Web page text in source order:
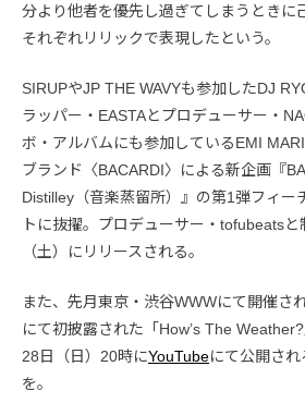
分より他者を優先し過ぎてしまうときに
それぞれリリックで表現したという。
SIRUPやJP THE WAVYも参加したDJ
ラッパー・EASTAとプロデューサー・
ボ・アルバムにも参加しているEMI
ブランド〈BACARDI〉による新企画『
Distilley（音楽蒸留所）』の第1弾フィー
トに抜擢。プロデューサー・tofubeats
（土）にリリースされる。
また、先月東京・渋谷WWWにて開催さ
にて初披露された「How’s The
28日（日）20時にYouTubeにて公開さ
を。